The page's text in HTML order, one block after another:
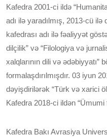
Kafedra 2001-ci ildə
adı ilə yaradılmış, 2013-cü
kafedrası adı ilə fəaliyyət
dilçilik” və “Filologiya və
xalqlarının dili və ədəbiyyatı”
formalaşdırılmışdır. 03 iyun
dəyişdirilərək “Türk və xarici
Kafedra 2018-ci ildən “Ümumi
Kafedra Bakı Avrasiya